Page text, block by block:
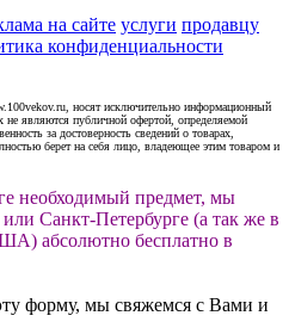
на сайте услуги продавцу
конфиденциальности
носят исключительно информационный
являются публичной офертой, определяемой
за достоверность сведений о товарах,
берет на себя лицо, владеющее этим товаром и
необходимый предмет, мы
Санкт-Петербурге (а так же в
абсолютно бесплатно в
форму, мы свяжемся с Вами и